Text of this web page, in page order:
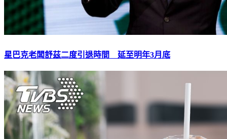
星巴克老闆舒茲二度引退時間 延至明年3月底